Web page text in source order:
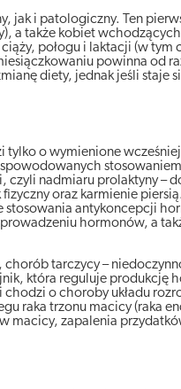
jak i patologiczny. Ten
a także kobiet
połogu i laktacji (w tym
powinna od
diety, jednak jeśli staje
tylko o wymienione
nadmiaru prolaktyny –
oraz karmienie
stosowania antykoncepcji
hormonów, a
tarczycy –
która reguluje produkcję
o choroby układu
raka trzonu macicy (raka
macicy, zapalenia